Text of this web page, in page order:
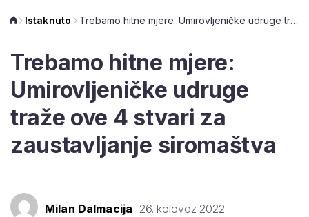
Istaknuto Trebamo hitne mjere: Umirovljeničke udruge traže ove 4 stvari za zaustavljanje siromaštva
Trebamo hitne mjere:
Umirovljeničke udruge
traže ove 4 stvari za
zaustavljanje siromaštva
Milan Dalmacija 26. kolovoz 2022.